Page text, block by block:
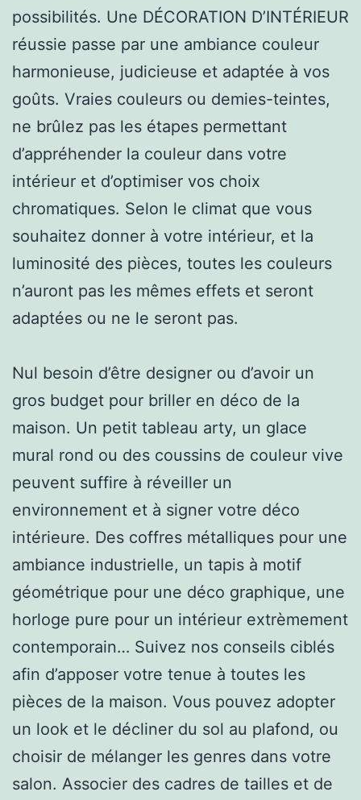
possibilités. Une DÉCORATION D’INTÉRIEUR
réussie passe par une ambiance couleur
harmonieuse, judicieuse et adaptée à vos
goûts. Vraies couleurs ou demies-teintes,
ne brûlez pas les étapes permettant
d’appréhender la couleur dans votre
intérieur et d’optimiser vos choix
chromatiques. Selon le climat que vous
souhaitez donner à votre intérieur, et la
luminosité des pièces, toutes les couleurs
n’auront pas les mêmes effets et seront
adaptées ou ne le seront pas.
Nul besoin d’être designer ou d’avoir un
gros budget pour briller en déco de la
maison. Un petit tableau arty, un glace
mural rond ou des coussins de couleur vive
peuvent suffire à réveiller un
environnement et à signer votre déco
intérieure. Des coffres métalliques pour une
ambiance industrielle, un tapis à motif
géométrique pour une déco graphique, une
horloge pure pour un intérieur extrèmement
contemporain… Suivez nos conseils ciblés
afin d’apposer votre tenue à toutes les
pièces de la maison. Vous pouvez adopter
un look et le décliner du sol au plafond, ou
choisir de mélanger les genres dans votre
salon. Associer des cadres de tailles et de